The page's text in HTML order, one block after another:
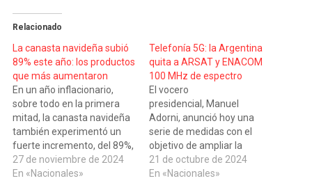
Relacionado
La canasta navideña subió
89% este año: los productos
que más aumentaron
En un año inflacionario,
sobre todo en la primera
mitad, la canasta navideña
también experimentó un
fuerte incremento, del 89%,
según un relevamiento de
la consultora Focus Market.
27 de noviembre de 2024
En «Nacionales»
Telefonía 5G: la Argentina
quita a ARSAT y ENACOM
100 MHz de espectro
El vocero
presidencial, Manuel
Adorni, anunció hoy una
serie de medidas con el
objetivo de ampliar la
competencia en el sector
de telecomunicaciones y
21 de octubre de 2024
En «Nacionales»